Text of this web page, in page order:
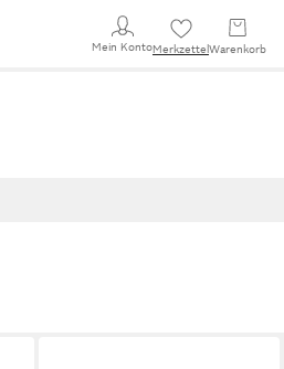
Mein KontoMerkzettel Warenkorb